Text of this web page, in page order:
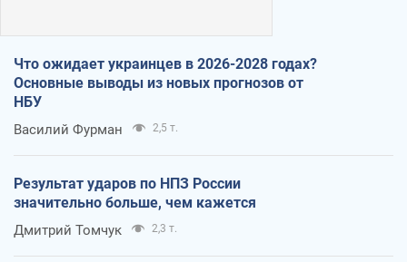
Что ожидает украинцев в 2026-2028 годах?
Основные выводы из новых прогнозов от
НБУ
Василий Фурман 2,5 т.
Результат ударов по НПЗ России
значительно больше, чем кажется
Дмитрий Томчук 2,3 т.